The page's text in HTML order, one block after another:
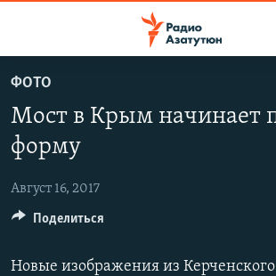
основному
содержанию
Перейти
навигации
НОВОСТИ
ПОЛИТИКА
ОБЩЕСТВО
ЭКОНОМИКА
ФОТО
Мост в Крым начинает
форму
Август 16, 2017
Новые изображения из
Поделиться